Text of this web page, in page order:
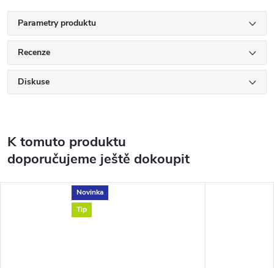
Parametry produktu
Recenze
Diskuse
K tomuto produktu
doporučujeme ještě dokoupit
Novinka
Tip